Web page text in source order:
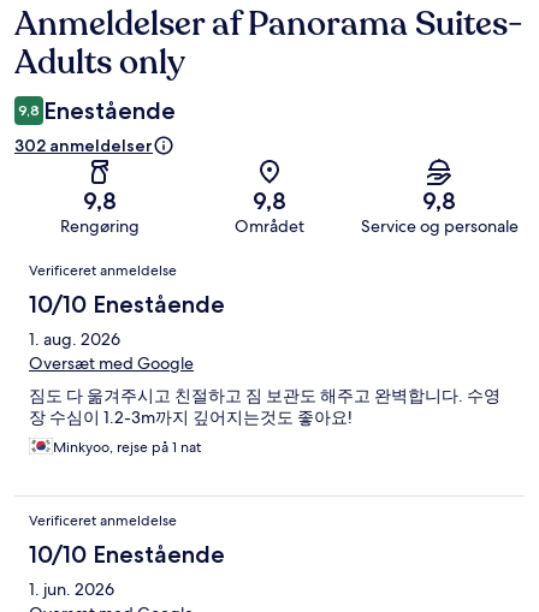
Anmeldelser
Anmeldelser af Panorama Suites-
Adults only
9,8 Enestående
302 anmeldelser
9,8
Rengøring
9,8
Området
9,8
Service og personale
Anmeldelser
Verificeret anmeldelse
10/10 Enestående
1. aug. 2026
Oversæt med Google
짐도 다 욺겨주시고 친절하고 짐 보관도 해주고 완벽합니다. 수영
장 수심이 1.2-3m까지 깊어지는것도 좋아요!
Minkyoo, rejse på 1 nat
Verificeret anmeldelse
10/10 Enestående
1. jun. 2026